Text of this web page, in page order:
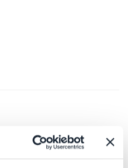
letos hostí v Olomouci jeden z